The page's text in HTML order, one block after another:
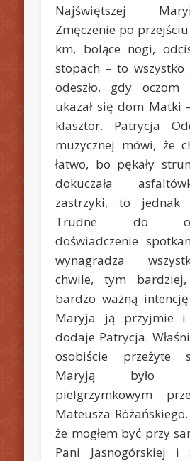
Najświętszej
Zmęczenie po
km, bolące nogi,
stopach – to wszystko
odeszło, gdy oczom
ukazał się dom Matki
klasztor. Patrycja
muzycznej mówi, że
łatwo, bo pękały
dokuczała
zastrzyki, to jednak
Trudne do
doświadczenie
wynagradza
chwile, tym
bardzo ważną
Maryja ją przyjmie i
dodaje Patrycja.
osobiście przeżyte
Maryją było
pielgrzymkowym
Mateusza
że mogłem być przy
Pani Jasnogórskiej i